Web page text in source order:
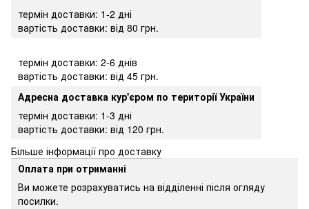
термін доставки: 1-2 дні
вартість доставки: від 80 грн.
термін доставки: 2-6 днів
вартість доставки: від 45 грн.
Адресна доставка кур'єром по території України
термін доставки: 1-3 дні
вартість доставки: від 120 грн.
Більше інформації про доставку
Оплата при отриманні
Ви можете розрахуватись на відділенні після огляду
посилки.